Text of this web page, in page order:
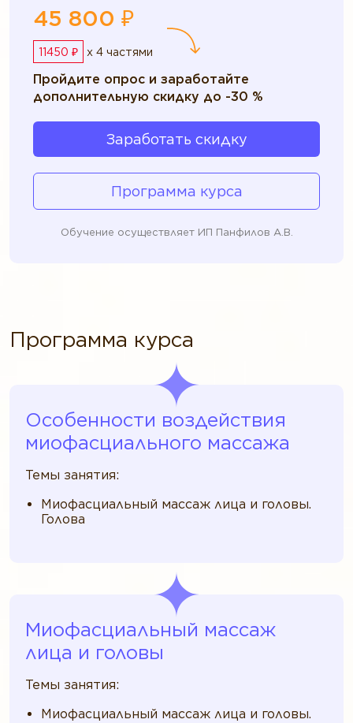
45 800 ₽
11450 ₽ x 4 частями
Пройдите опрос и заработайте
дополнительную скидку до -30 %
Заработать скидку
Программа курса
Обучение осуществляет ИП Панфилов А.В.
Программа курса
Особенности воздействия
миофасциального массажа
Темы занятия:
Миофасциальный массаж лица и головы.
Голова
Миофасциальный массаж
лица и головы
Темы занятия:
Миофасциальный массаж лица и головы.